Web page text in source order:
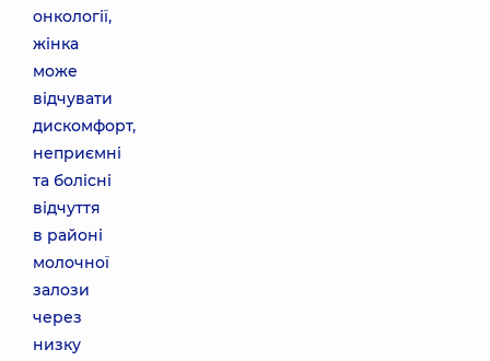
онкології,
жінка
може
відчувати
дискомфорт,
неприємні
та болісні
відчуття
в районі
молочної
залози
через
низку